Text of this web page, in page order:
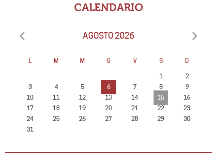
CALENDARIO
AGOSTO 2026
L M M G V S D
1
2
3
4 5 6 7 8
9
10
11 12 13 14 15
16
17
18 19 20 21 22
23
24
25 26 27 28 29
30
31